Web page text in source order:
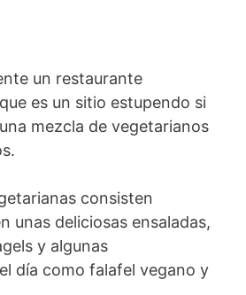
un restaurante
es un sitio estupendo si
mezcla de vegetarianos
consisten
unas deliciosas ensaladas,
y algunas
día como falafel vegano y